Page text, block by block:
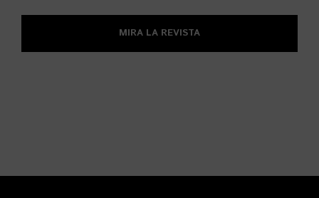
MIRA LA REVISTA